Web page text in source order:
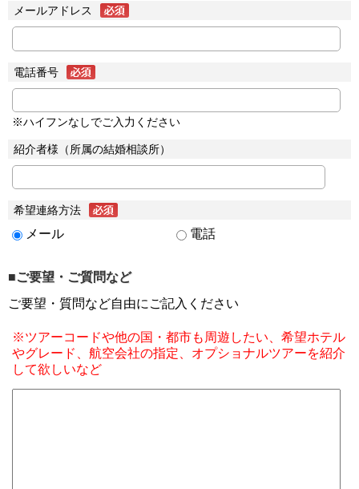
メールアドレス
電話番号
※ハイフンなしでご入力ください
紹介者様（所属の結婚相談所）
希望連絡方法
メール 電話
■ご要望・ご質問など
ご要望・質問など自由にご記入ください
※ツアーコードや他の国・都市も周遊したい、希望ホテル
やグレード、航空会社の指定、オプショナルツアーを紹介
して欲しいなど